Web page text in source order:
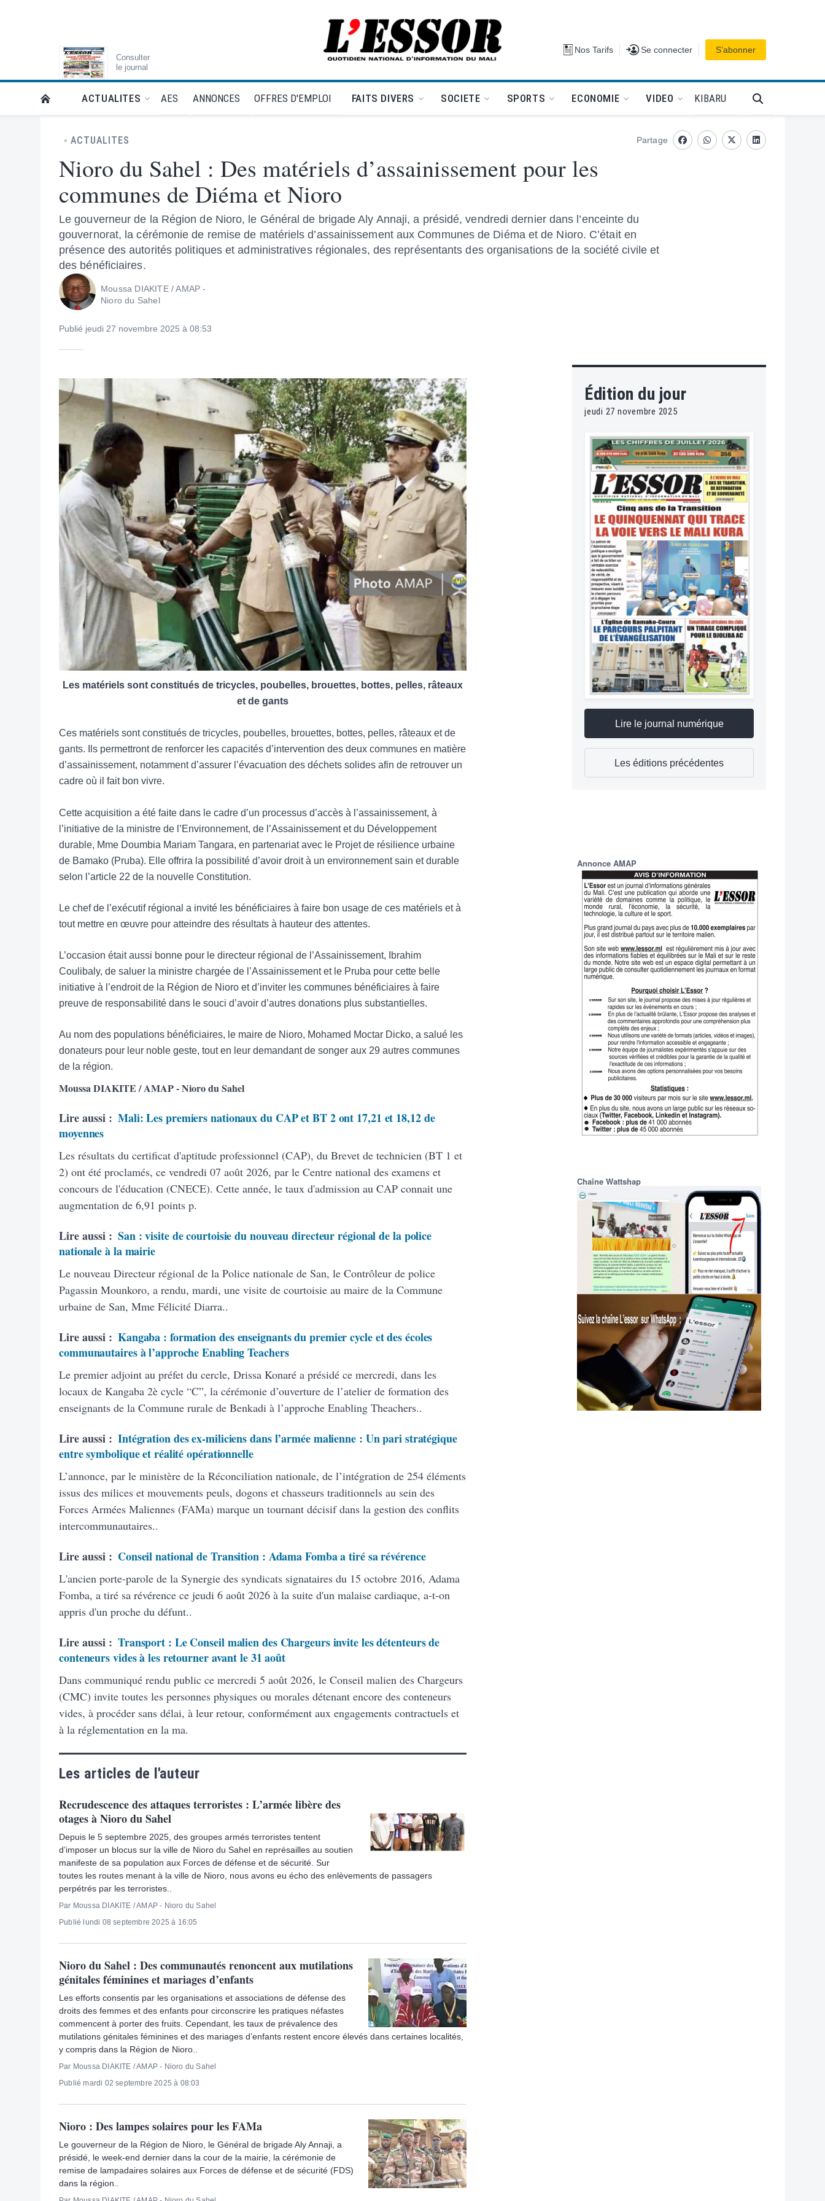
Consulter
le journal
L'Essor - retour à la une Nos Tarifs Se connecter
Se connecter S’abonner
RETOUR À LA PAGE D’ACCUEIL DE L'ESSOR
ACTUALITES AES ANNONCES OFFRES D'EMPLOI FAITS DIVERS SOCIETE SPORTS ECONOMIE VIDEO KIBARU
ACTUALITES
Nioro du Sahel : Des matériels d’assainissement pour les
communes de Diéma et Nioro
Le gouverneur de la Région de Nioro, le Général de brigade Aly Annaji, a présidé, vendredi dernier dans l’enceinte du
gouvernorat, la cérémonie de remise de matériels d’assainissement aux Communes de Diéma et de Nioro. C’était en
présence des autorités politiques et administratives régionales, des représentants des organisations de la société civile et
des bénéficiaires.
Moussa DIAKITE / AMAP -
Nioro du Sahel
Publié jeudi 27 novembre 2025 à 08:53
Partage
FacebookwhatsappTwitterLinkedin
Les matériels sont constitués de tricycles, poubelles, brouettes, bottes, pelles, râteaux
et de gants
Ces matériels sont constitués de tricycles, poubelles, brouettes, bottes, pelles, râteaux et de
gants. Ils permettront de renforcer les capacités d’intervention des deux communes en matière
d’assainissement, notamment d’assurer l’évacuation des déchets solides afin de retrouver un
cadre où il fait bon vivre.
Cette acquisition a été faite dans le cadre d’un processus d’accès à l’assainissement, à
l’initiative de la ministre de l’Environnement, de l’Assainissement et du Développement
durable, Mme Doumbia Mariam Tangara, en partenariat avec le Projet de résilience urbaine
de Bamako (Pruba). Elle offrira la possibilité d’avoir droit à un environnement sain et durable
selon l’article 22 de la nouvelle Constitution.
Le chef de l’exécutif régional a invité les bénéficiaires à faire bon usage de ces matériels et à
tout mettre en œuvre pour atteindre des résultats à hauteur des attentes.
L’occasion était aussi bonne pour le directeur régional de l’Assainissement, Ibrahim
Coulibaly, de saluer la ministre chargée de l’Assainissement et le Pruba pour cette belle
initiative à l’endroit de la Région de Nioro et d’inviter les communes bénéficiaires à faire
preuve de responsabilité dans le souci d’avoir d’autres donations plus substantielles.
Au nom des populations bénéficiaires, le maire de Nioro, Mohamed Moctar Dicko, a salué les
donateurs pour leur noble geste, tout en leur demandant de songer aux 29 autres communes
de la région.
Moussa DIAKITE / AMAP - Nioro du Sahel
Lire aussi : Mali: Les premiers nationaux du CAP et BT 2 ont 17,21 et 18,12 de
moyennes
Les résultats du certificat d'aptitude professionnel (CAP), du Brevet de technicien (BT 1 et
2) ont été proclamés, ce vendredi 07 août 2026, par le Centre national des examens et
concours de l'éducation (CNECE). Cette année, le taux d'admission au CAP connait une
augmentation de 6,91 points p.
Lire aussi : San : visite de courtoisie du nouveau directeur régional de la police
nationale à la mairie
Le nouveau Directeur régional de la Police nationale de San, le Contrôleur de police
Pagassin Mounkoro, a rendu, mardi, une visite de courtoisie au maire de la Commune
urbaine de San, Mme Félicité Diarra..
Lire aussi : Kangaba : formation des enseignants du premier cycle et des écoles
communautaires à l’approche Enabling Teachers
Le premier adjoint au préfet du cercle, Drissa Konaré a présidé ce mercredi, dans les
locaux de Kangaba 2è cycle “C”, la cérémonie d’ouverture de l’atelier de formation des
enseignants de la Commune rurale de Benkadi à l’approche Enabling Theachers..
Lire aussi : Intégration des ex-miliciens dans l’armée malienne : Un pari stratégique
entre symbolique et réalité opérationnelle
L’annonce, par le ministère de la Réconciliation nationale, de l’intégration de 254 éléments
issus des milices et mouvements peuls, dogons et chasseurs traditionnels au sein des
Forces Armées Maliennes (FAMa) marque un tournant décisif dans la gestion des conflits
intercommunautaires..
Lire aussi : Conseil national de Transition : Adama Fomba a tiré sa révérence
L'ancien porte-parole de la Synergie des syndicats signataires du 15 octobre 2016, Adama
Fomba, a tiré sa révérence ce jeudi 6 août 2026 à la suite d'un malaise cardiaque, a-t-on
appris d'un proche du défunt..
Lire aussi : Transport : Le Conseil malien des Chargeurs invite les détenteurs de
conteneurs vides à les retourner avant le 31 août
Dans communiqué rendu public ce mercredi 5 août 2026, le Conseil malien des Chargeurs
(CMC) invite toutes les personnes physiques ou morales détenant encore des conteneurs
vides, à procéder sans délai, à leur retour, conformément aux engagements contractuels et
à la réglementation en la ma.
Les articles de l'auteur
Recrudescence des attaques terroristes : L’armée libère des
otages à Nioro du Sahel
Depuis le 5 septembre 2025, des groupes armés terroristes tentent
d’imposer un blocus sur la ville de Nioro du Sahel en représailles au soutien
manifeste de sa population aux Forces de défense et de sécurité. Sur
toutes les routes menant à la ville de Nioro, nous avons eu écho des enlèvements de passagers
perpétrés par les terroristes..
Par Moussa DIAKITE / AMAP - Nioro du Sahel
Publié lundi 08 septembre 2025 à 16:05
Nioro du Sahel : Des communautés renoncent aux mutilations
génitales féminines et mariages d’enfants
Les efforts consentis par les organisations et associations de défense des
droits des femmes et des enfants pour circonscrire les pratiques néfastes
commencent à porter des fruits. Cependant, les taux de prévalence des
mutilations génitales féminines et des mariages d’enfants restent encore élevés dans certaines localités,
y compris dans la Région de Nioro..
Par Moussa DIAKITE / AMAP - Nioro du Sahel
Publié mardi 02 septembre 2025 à 08:03
Nioro : Des lampes solaires pour les FAMa
Le gouverneur de la Région de Nioro, le Général de brigade Aly Annaji, a
présidé, le week-end dernier dans la cour de la mairie, la cérémonie de
remise de lampadaires solaires aux Forces de défense et de sécurité (FDS)
dans la région..
Édition du jour
jeudi 27 novembre 2025
Lire le journal numérique
Les éditions précédentes
Annonce AMAP
Chaîne Wattshap